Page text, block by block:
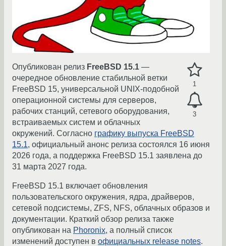
1
3
Опубликован релиз FreeBSD 15.1 —
очередное обновление стабильной ветки
FreeBSD 15, универсальной UNIX-подобной
операционной системы для серверов,
рабочих станций, сетевого оборудования,
встраиваемых систем и облачных
окружений. Согласно графику выпуска FreeBSD
15.1, официальный анонс релиза состоялся 16 июня
2026 года, а поддержка FreeBSD 15.1 заявлена до
31 марта 2027 года.
FreeBSD 15.1 включает обновления
пользовательского окружения, ядра, драйверов,
сетевой подсистемы, ZFS, NFS, облачных образов и
документации. Краткий обзор релиза также
опубликован на Phoronix, а полный список
изменений доступен в официальных release notes.